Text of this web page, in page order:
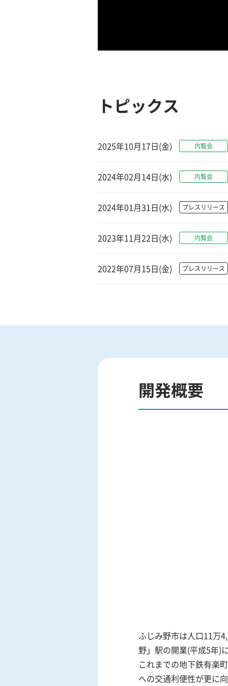
トピックス
内覧会
2025年10月17日(金)
内覧会
2024年02月14日(水)
プレスリリース
2024年01月31日(水)
内覧会
2023年11月22日(水)
プレスリリース
2022年07月15日(金)
開発概要
ふじみ野市は人口11万
野」駅の開業(平成5年)
これまでの地下鉄有楽
への交通利便性が更に